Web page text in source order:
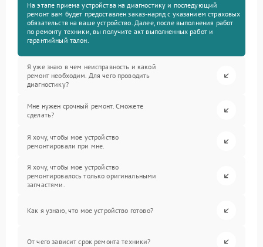
На этапе приема устройства на диагностику и последующий
ремонт вам будет предоставлен заказ-наряд с указанием страховых
обязательств на ваше устройство. Далее, после выполнения работ
по ремонту техники, вы получите акт выполненных работ и
гарантийный талон.
Я уже знаю в чем неисправность и какой
ремонт необходим. Для чего проводить
диагностику?
Мне нужен срочный ремонт. Сможете
сделать?
Я хочу, чтобы мое устройство
ремонтировали при мне.
Я хочу, чтобы мое устройство
ремонтировалось только оригинальными
запчастями.
Как я узнаю, что мое устройство готово?
От чего зависит срок ремонта техники?